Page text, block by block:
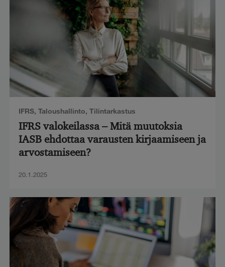
IFRS, Taloushallinto, Tilintarkastus
IFRS valokeilassa – Mitä muutoksia
IASB ehdottaa varausten kirjaamiseen ja
arvostamiseen?
20.1.2025